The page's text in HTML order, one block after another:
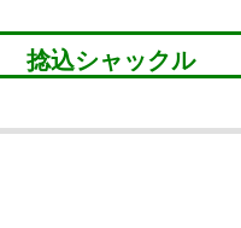
捻込シャックル